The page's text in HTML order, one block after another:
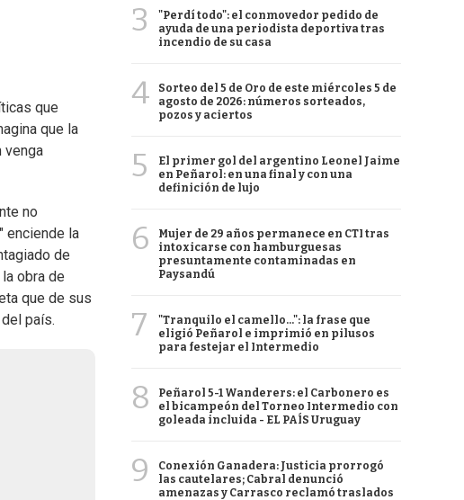
que
que la
venga
no
enciende la
de
obra de
que de sus
país.
3
"Perdí todo": el conmovedor pedido de
ayuda de una periodista deportiva tras
incendio de su casa
4
Sorteo del 5 de Oro de este miércoles 5 de
agosto de 2026: números sorteados,
pozos y aciertos
5
El primer gol del argentino Leonel Jaime
en Peñarol: en una final y con una
definición de lujo
6
Mujer de 29 años permanece en CTI tras
intoxicarse con hamburguesas
presuntamente contaminadas en
Paysandú
7
"Tranquilo el camello...": la frase que
eligió Peñarol e imprimió en pilusos
para festejar el Intermedio
8
Peñarol 5-1 Wanderers: el Carbonero es
el bicampeón del Torneo Intermedio con
goleada incluida - EL PAÍS Uruguay
9
Conexión Ganadera: Justicia prorrogó
las cautelares; Cabral denunció
amenazas y Carrasco reclamó traslados